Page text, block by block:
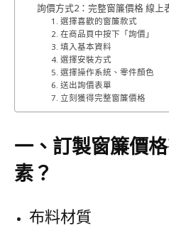
詢價方式2：完整窗簾價格 線上
1. 選擇喜歡的窗簾款式
2. 在商品頁中按下「詢價」
3. 填入基本資料
4. 選擇安裝方式
5. 選擇操作系統、零件顏色
6. 送出詢價表單
7. 立刻獲得完整窗簾價格
一、訂製窗簾價
素？
布料材質